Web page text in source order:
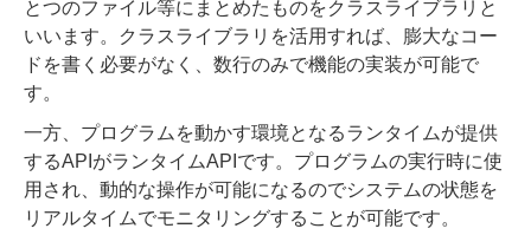
とつのファイル等にまとめたものをクラスライブラリと
いいます。クラスライブラリを活用すれば、膨大なコー
ドを書く必要がなく、数行のみで機能の実装が可能で
す。
一方、プログラムを動かす環境となるランタイムが提供
するAPIがランタイムAPIです。プログラムの実行時に使
用され、動的な操作が可能になるのでシステムの状態を
リアルタイムでモニタリングすることが可能です。